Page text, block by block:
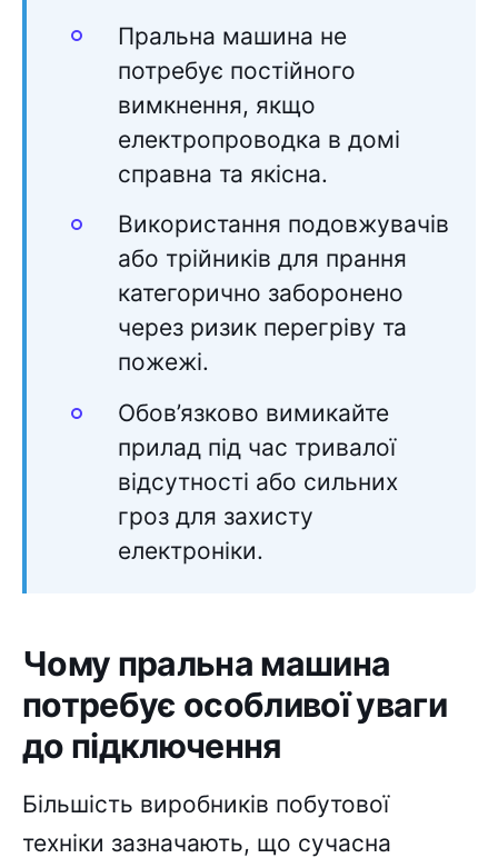
Пральна машина не
потребує постійного
вимкнення, якщо
електропроводка в домі
справна та якісна.
Використання подовжувачів
або трійників для прання
категорично заборонено
через ризик перегріву та
пожежі.
Обов’язково вимикайте
прилад під час тривалої
відсутності або сильних
гроз для захисту
електроніки.
Чому пральна машина
потребує особливої уваги
до підключення
Більшість виробників побутової
техніки зазначають, що сучасна